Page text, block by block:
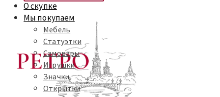
О скупке
Мы покупаем
Мебель
Статуэтки
Самовары
Игрушки
Значки
Открытки